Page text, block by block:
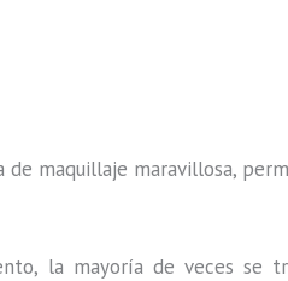
maquillaje maravillosa,
la mayoría de veces se